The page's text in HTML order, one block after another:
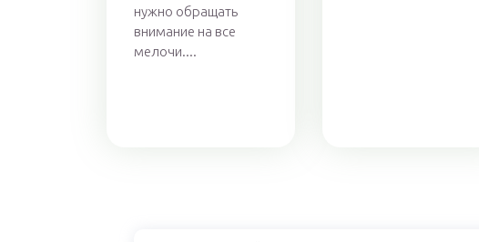
нужно обращать
внимание на все
мелочи....